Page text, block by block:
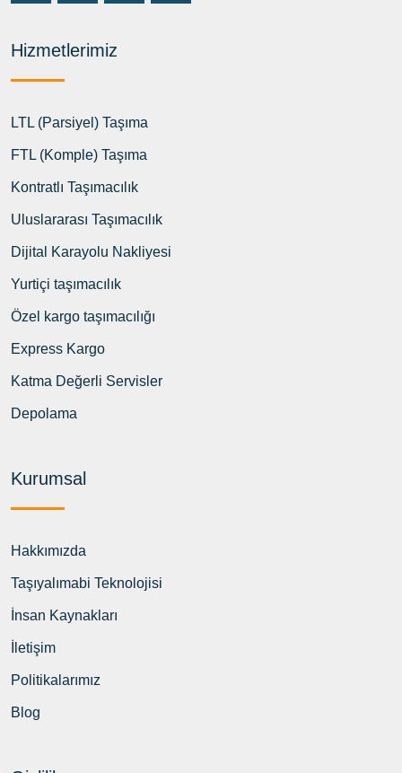
Hizmetlerimiz
LTL (Parsiyel) Taşıma
FTL (Komple) Taşıma
Kontratlı Taşımacılık
Uluslararası Taşımacılık
Dijital Karayolu Nakliyesi
Yurtiçi taşımacılık
Özel kargo taşımacılığı
Express Kargo
Katma Değerli Servisler
Depolama
Kurumsal
Hakkımızda
Taşıyalımabi Teknolojisi
İnsan Kaynakları
İletişim
Politikalarımız
Blog